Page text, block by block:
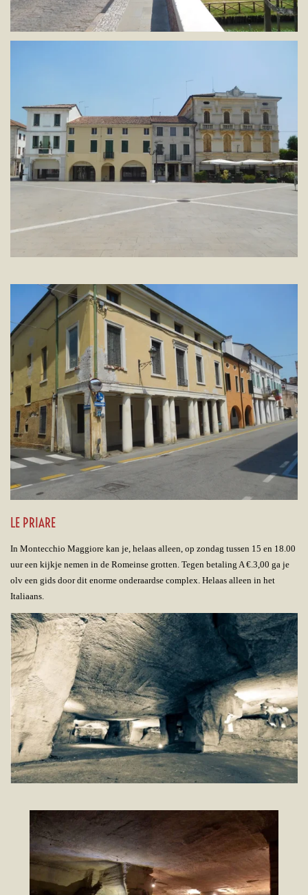
LE PRIARE
In Montecchio Maggiore kan je, helaas alleen, op zondag tussen 15 en 18.00
uur een kijkje nemen in de Romeinse grotten. Tegen betaling A €.3,00 ga je
olv een gids door dit enorme onderaardse complex. Helaas alleen in het
Italiaans.